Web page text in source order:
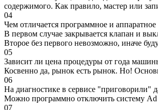
содержимого. Как правило, мастер или
04
Чем отличается программное и
В первом случае закрывается клапан и
Второе без первого невозможно, иначе
05
Зависит ли цена процедуры от года
Косвенно да, рынок есть рынок. Но!
06
На диагностике в сервисе "приговорили"
Можно программно отключить систему Ad
07